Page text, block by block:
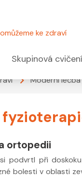
ke zdraví
Skupinová cvičení
Moderní
ortopedii
podvrtl při
bolesti v oblasti